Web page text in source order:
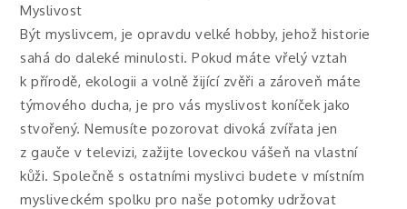
Myslivost
Být myslivcem, je opravdu velké hobby, jehož historie
sahá do daleké minulosti. Pokud máte vřelý vztah
k přírodě, ekologii a volně žijící zvěři a zároveň máte
týmového ducha, je pro vás myslivost koníček jako
stvořený. Nemusíte pozorovat divoká zvířata jen
z gauče v televizi, zažijte loveckou vášeň na vlastní
kůži. Společně s ostatními myslivci budete v místním
mysliveckém spolku pro naše potomky udržovat